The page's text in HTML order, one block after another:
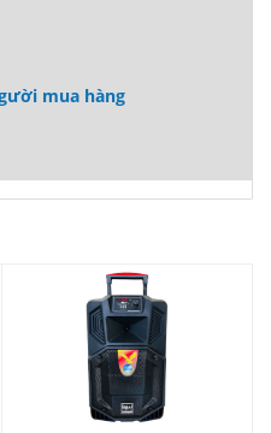
mua hàng